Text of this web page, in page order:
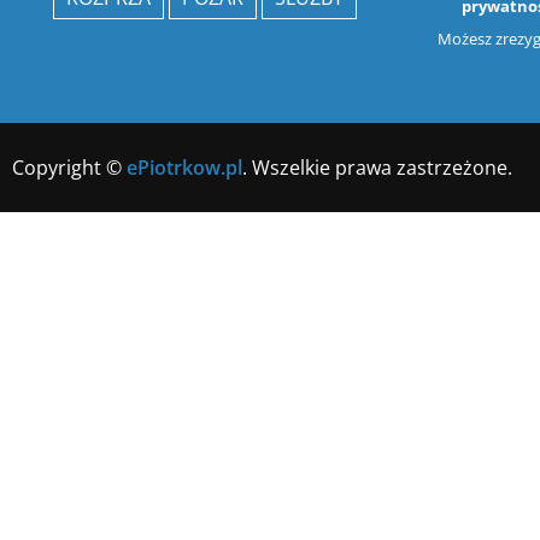
Możesz
Copyright ©ePiotrkow.pl. Wszelkie prawa zastrzeżone.